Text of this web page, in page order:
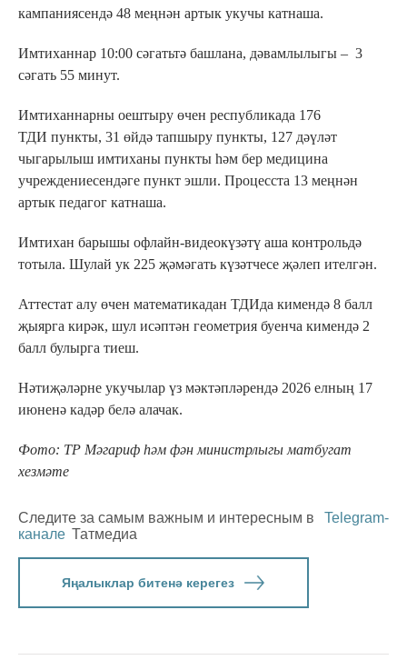
кампаниясендә 48 меңнән артык укучы катнаша.
Имтиханнар 10:00 сәгатьтә башлана, дәвамлылыгы – 3
сәгать 55 минут.
Имтиханнарны оештыру өчен республикада 176
ТДИ пункты, 31 өйдә тапшыру пункты, 127 дәүләт
чыгарылыш имтиханы пункты һәм бер медицина
учреждениесендәге пункт эшли. Процесста 13 меңнән
артык педагог катнаша.
Имтихан барышы офлайн-видеокүзәтү аша контрольдә
тотыла. Шулай ук 225 җәмәгать күзәтчесе җәлеп ителгән.
Аттестат алу өчен математикадан ТДИда кимендә 8 балл
җыярга кирәк, шул исәптән геометрия буенча кимендә 2
балл булырга тиеш.
Нәтиҗәләрне укучылар үз мәктәпләрендә 2026 елның 17
июненә кадәр белә алачак.
Фото: ТР Мәгариф һәм фән министрлыгы матбугат
хезмәте
Следите за самым важным и интересным в
Telegram-
канале Татмедиа
Яңалыклар битенә керегез